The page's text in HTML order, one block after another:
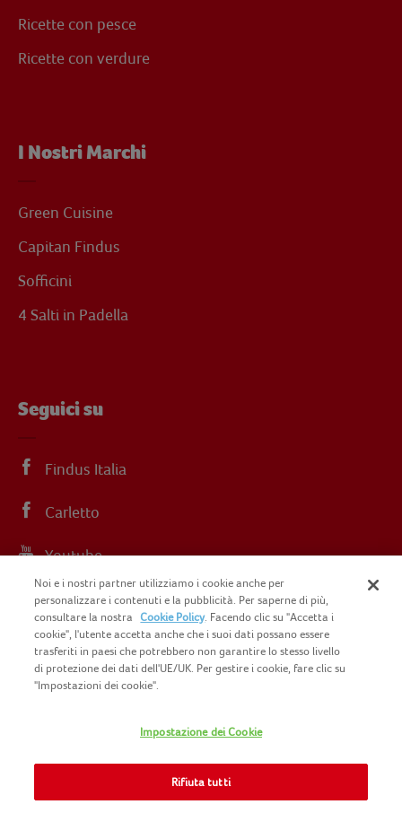
Ricette con pesce
Ricette con verdure
I Nostri Marchi
Green Cuisine
Capitan Findus
Sofficini
4 Salti in Padella
Seguici su
Findus Italia
Carletto
Youtube
Instagram
IT07015700961
INFORMATIVA PRIVACY
SITEMAP
COOKIE POLICY
Noi e i nostri partner utilizziamo i cookie anche per
personalizzare i contenuti e la pubblicità. Per saperne di più,
consultare la nostra
Cookie Policy. Facendo clic su "Accetta i
cookie", l'utente accetta anche che i suoi dati possano essere
trasferiti in paesi che potrebbero non garantire lo stesso livello
di protezione dei dati dell'UE/UK. Per gestire i cookie, fare clic su
"Impostazioni dei cookie".
Impostazione dei Cookie
Rifiuta tutti